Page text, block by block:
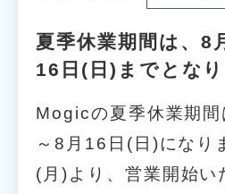
夏季休業期間は、8
16日(日)までとな
Mogicの夏季休業期
～8月16日(日)になり
(月)より、営業開始い